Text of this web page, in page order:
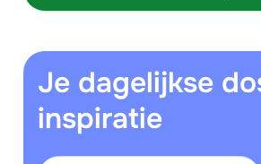
Je dagelijkse
inspiratie